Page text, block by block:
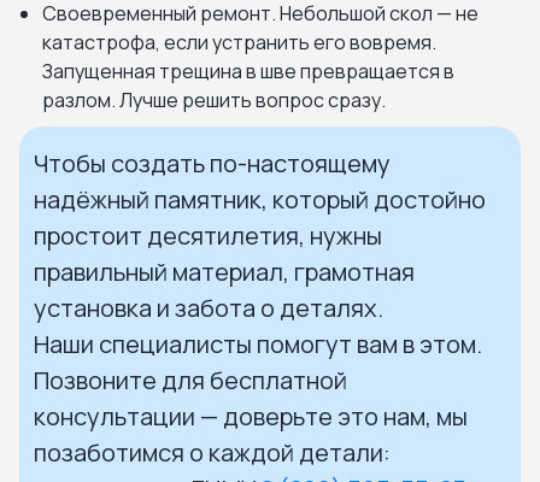
Своевременный ремонт. Небольшой скол — не
катастрофа, если устранить его вовремя.
Запущенная трещина в шве превращается в
разлом. Лучше решить вопрос сразу.
Чтобы создать по-настоящему
надёжный памятник, который достойно
простоит десятилетия, нужны
правильный материал, грамотная
установка и забота о деталях.
Наши специалисты помогут вам в этом.
Позвоните для бесплатной
консультации — доверьте это нам, мы
позаботимся о каждой детали: